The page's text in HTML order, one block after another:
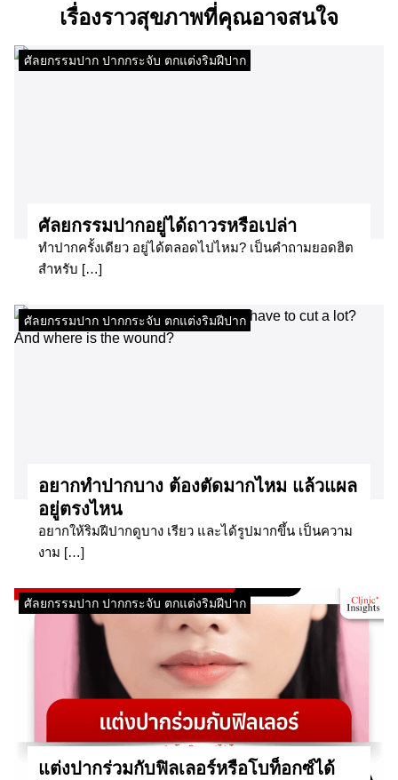
เรื่องราวสุขภาพที่คุณอาจสนใจ
ศัลยกรรมปาก ปากกระจับ ตกแต่งริมฝีปาก
ศัลยกรรมปากอยู่ได้ถาวรหรือเปล่า
ทำปากครั้งเดียว อยู่ได้ตลอดไปไหม? เป็นคำถามยอดฮิต
สำหรับ […]
ศัลยกรรมปาก ปากกระจับ ตกแต่งริมฝีปาก
อยากทำปากบาง ต้องตัดมากไหม แล้วแผล
อยู่ตรงไหน
อยากให้ริมฝีปากดูบาง เรียว และได้รูปมากขึ้น เป็นความ
งาม […]
ศัลยกรรมปาก ปากกระจับ ตกแต่งริมฝีปาก
แต่งปากร่วมกับฟิลเลอร์หรือโบท็อกซ์ได้